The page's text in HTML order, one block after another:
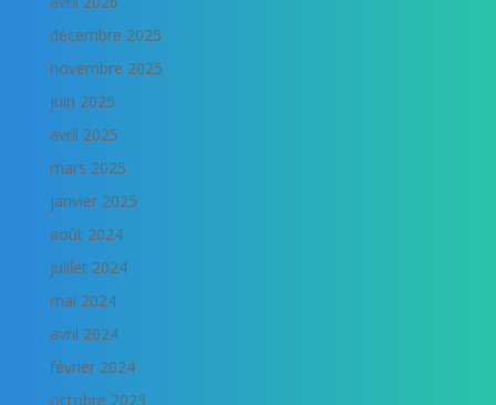
décembre 2025
novembre 2025
juin 2025
avril 2025
mars 2025
janvier 2025
août 2024
juillet 2024
mai 2024
avril 2024
février 2024
octobre 2023